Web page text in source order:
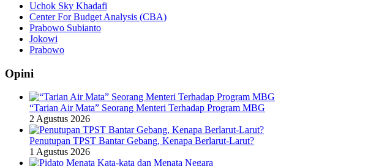
Uchok Sky Khadafi
Center For Budget Analysis (CBA)
Prabowo Subianto
Jokowi
Prabowo
Opini
“Tarian Air Mata” Seorang Menteri Terhadap Program MBG
2 Agustus 2026
Penutupan TPST Bantar Gebang, Kenapa Berlarut-Larut?
1 Agustus 2026